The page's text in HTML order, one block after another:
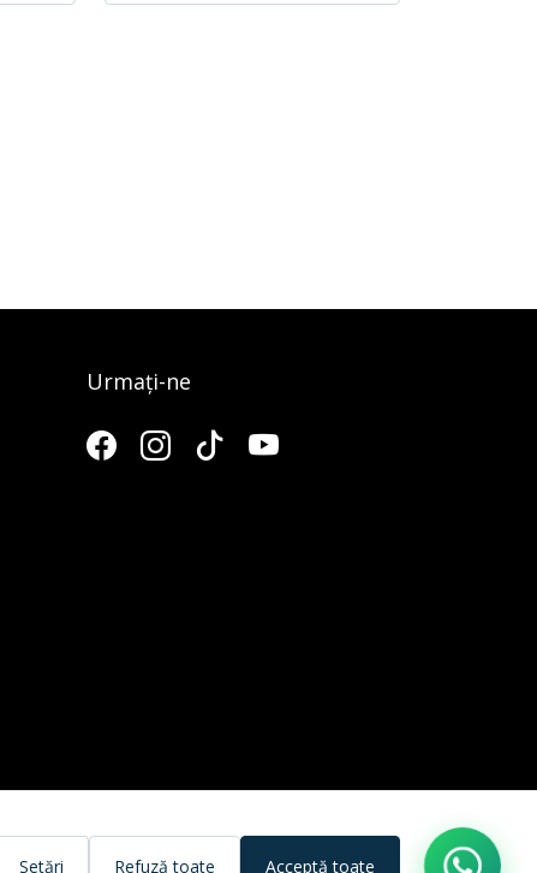
Urmați-ne
Setări Refuză toate Acceptă toate